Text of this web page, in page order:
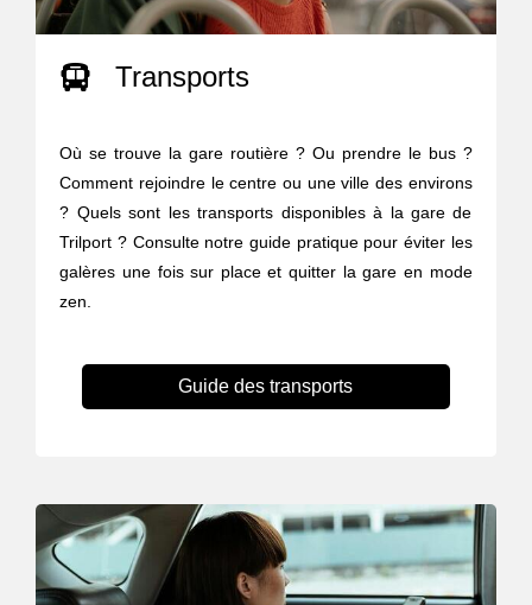
Transports
Où se trouve la gare routière ? Ou prendre le bus ?
Comment rejoindre le centre ou une ville des environs
? Quels sont les transports disponibles à la gare de
Trilport ? Consulte notre guide pratique pour éviter les
galères une fois sur place et quitter la gare en mode
zen.
Guide des transports